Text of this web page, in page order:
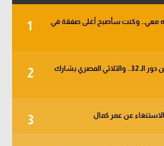
1
معي.. وكنت سأصبح أغلى صفقة في
2
خبر في الجول - الأهلي يبدأ من دور الـ 32.. والثلاثي المصري يشارك
3 عن عمر كمال